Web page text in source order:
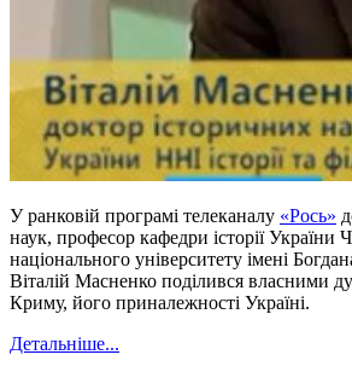
У ранковій програмі телеканалу «Рось»
наук, професор кафедри історії України
національного університету імені
Віталій Масненко поділився власними
Криму, його приналежності Україні.
Детальніше...